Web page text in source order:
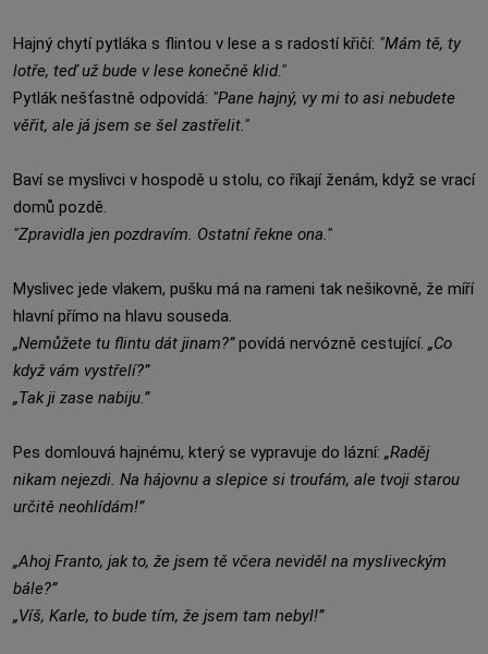
Hajný chytí pytláka s flintou v lese a s radostí křičí: "Mám tě, ty
lotře, teď už bude v lese konečně klid."
Pytlák nešťastně odpovídá: "Pane hajný, vy mi to asi nebudete
věřit, ale já jsem se šel zastřelit."
Baví se myslivci v hospodě u stolu, co říkají ženám, když se vrací
domů pozdě.
"Zpravidla jen pozdravím. Ostatní řekne ona."
Myslivec jede vlakem, pušku má na rameni tak nešikovně, že míří
hlavní přímo na hlavu souseda.
„Nemůžete tu flintu dát jinam?”povídá nervózně cestující. „Co
když vám vystřelí?”
„Tak ji zase nabiju.”
Pes domlouvá hajnému, který se vypravuje do lázní: „Raděj
nikam nejezdi. Na hájovnu a slepice si troufám, ale tvoji starou
určitě neohlídám!”
„Ahoj Franto, jak to, že jsem tě včera neviděl na mysliveckým
bále?”
„Víš, Karle, to bude tím, že jsem tam nebyl!”